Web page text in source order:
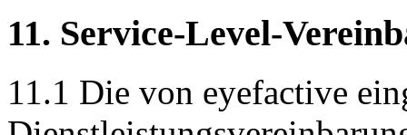
11. Service-Level-
11.1 Die von eyefactive